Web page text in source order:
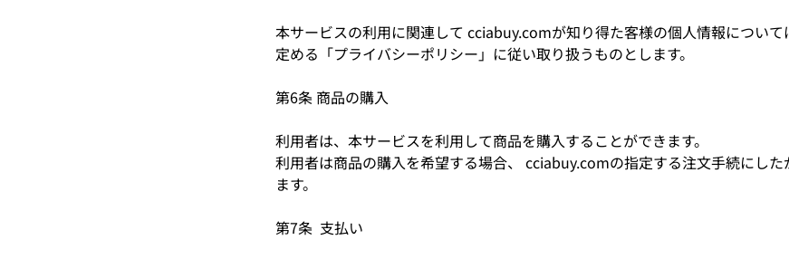
本サービスの利用に関連して cciabuy.comが知り得た客様の個人情報につい
定める「プライバシーポリシー」に従い取り扱うものとします。
第6条 商品の購入
利用者は、本サービスを利用して商品を購入することができます。
利用者は商品の購入を希望する場合、 cciabuy.comの指定する注文手続にした
ます。
第7条 支払い